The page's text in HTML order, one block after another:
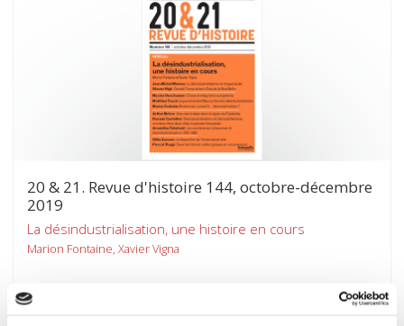
20 & 21. Revue d'histoire 144, octobre-décembre
2019
La désindustrialisation, une histoire en cours
Marion Fontaine, Xavier Vigna